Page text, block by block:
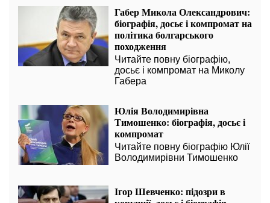
Габер Микола Олександрович:
біографія, досьє і компромат на
політика болгарського
походження
Читайте повну біографію,
досьє і компромат на Миколу
Габера
Юлія Володимирівна
Тимошенко: біографія, досьє і
компромат
Читайте повну біографію Юлії
Володимирівни Тимошенко
Ігор Шевченко: підозри в